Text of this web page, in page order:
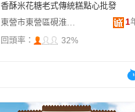
香酥米花糖老式傳統糕點心批發
東營市東營區硯淮食品商行
1
回頭率：
32%